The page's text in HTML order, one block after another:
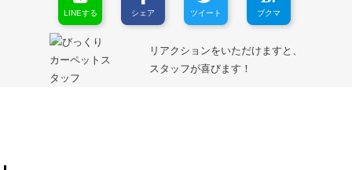
LINEする シェア ツイート ブクマ
リアクションをいただけますと、
スタッフが喜びます！